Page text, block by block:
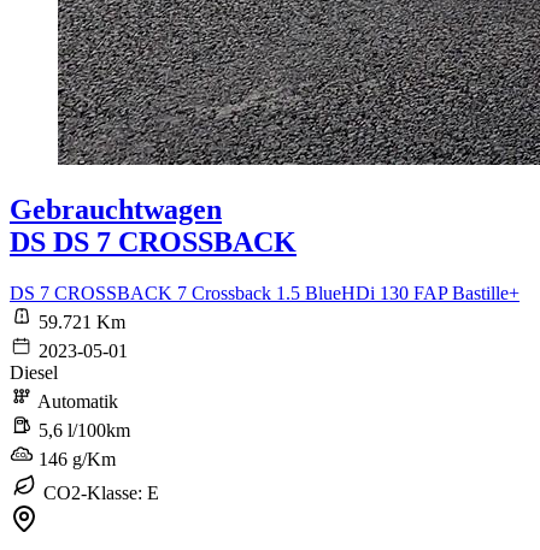
Gebrauchtwagen
DS DS 7 CROSSBACK
DS 7 CROSSBACK 7 Crossback 1.5 BlueHDi 130 FAP Bastille+
59.721 Km
2023-05-01
Diesel
Automatik
5,6 l/100km
146 g/Km
CO2-Klasse: E